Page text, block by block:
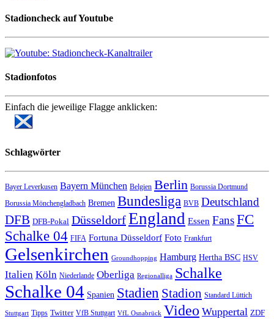
Stadioncheck auf Youtube
Stadionfotos
Einfach die jeweilige Flagge anklicken:
Schlagwörter
Bayer Leverkusen Bayern München Belgien Berlin Borussia Dortmund
Borussia Mönchengladbach Bremen Bundesliga BVB Deutschland
DFB DFB-Pokal DüsseldorfEngland Essen FansFC
Schalke 04 FIFA Fortuna Düsseldorf Foto Frankfurt
Gelsenkirchen Groundhopping Hamburg Hertha BSC HSV
Italien Köln Niederlande Oberliga Regionalliga Schalke
Schalke 04 Spanien Stadien Stadion Standard Lüttich
Stuttgart Tipps Twitter VfB Stuttgart VfL Osnabrück Video Wuppertal ZDF